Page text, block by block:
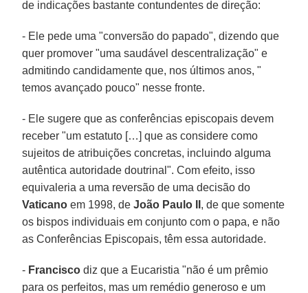
de indicações bastante contundentes de direção:
- Ele pede uma "conversão do papado", dizendo que
quer promover "uma saudável descentralização" e
admitindo candidamente que, nos últimos anos, "
temos avançado pouco" nesse fronte.
- Ele sugere que as conferências episcopais devem
receber "um estatuto […] que as considere como
sujeitos de atribuições concretas, incluindo alguma
autêntica autoridade doutrinal". Com efeito, isso
equivaleria a uma reversão de uma decisão do
Vaticano em 1998, deJoão Paulo II , de que somente
os bispos individuais em conjunto com o papa, e não
as Conferências Episcopais, têm essa autoridade.
- Francisco diz que a Eucaristia "não é um prêmio
para os perfeitos, mas um remédio generoso e um